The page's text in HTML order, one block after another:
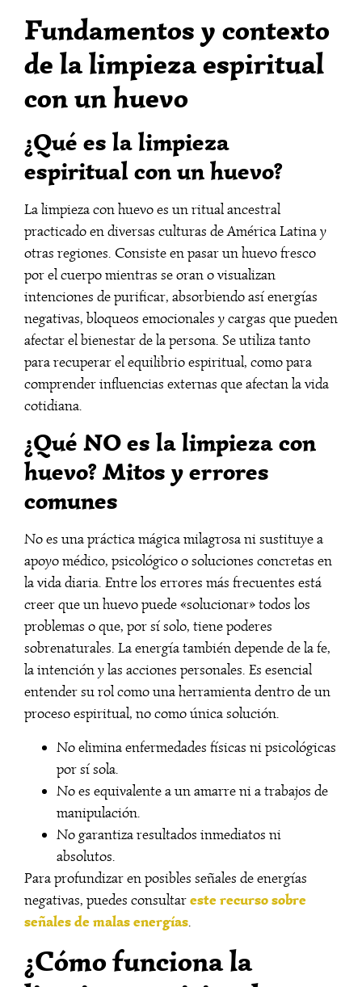
Fundamentos y contexto
de la limpieza espiritual
con un huevo
¿Qué es la limpieza
espiritual con un huevo?
La limpieza con huevo es un ritual ancestral
practicado en diversas culturas de América Latina y
otras regiones. Consiste en pasar un huevo fresco
por el cuerpo mientras se oran o visualizan
intenciones de purificar, absorbiendo así energías
negativas, bloqueos emocionales y cargas que pueden
afectar el bienestar de la persona. Se utiliza tanto
para recuperar el equilibrio espiritual, como para
comprender influencias externas que afectan la vida
cotidiana.
¿Qué NO es la limpieza con
huevo? Mitos y errores
comunes
No es una práctica mágica milagrosa ni sustituye a
apoyo médico, psicológico o soluciones concretas en
la vida diaria. Entre los errores más frecuentes está
creer que un huevo puede «solucionar» todos los
problemas o que, por sí solo, tiene poderes
sobrenaturales. La energía también depende de la fe,
la intención y las acciones personales. Es esencial
entender su rol como una herramienta dentro de un
proceso espiritual, no como única solución.
No elimina enfermedades físicas ni psicológicas
por sí sola.
No es equivalente a un amarre ni a trabajos de
manipulación.
No garantiza resultados inmediatos ni
absolutos.
Para profundizar en posibles señales de energías
negativas, puedes consultareste recurso sobre
señales de malas energías.
¿Cómo funciona la